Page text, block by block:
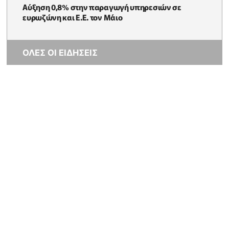
Αύξηση 0,8% στην παραγωγή υπηρεσιών σε
ευρωζώνη και Ε.Ε. τον Μάιο
ΟΛΕΣ ΟΙ ΕΙΔΗΣΕΙΣ